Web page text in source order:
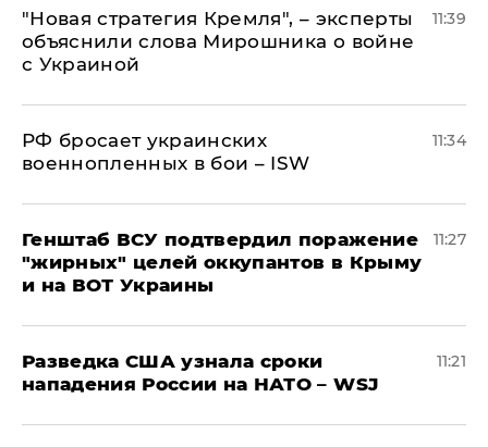
"Новая стратегия Кремля", – эксперты
объяснили слова Мирошника о войне
с Украиной
11:39
РФ бросает украинских
военнопленных в бои – ISW
11:34
Генштаб ВСУ подтвердил поражение
"жирных" целей оккупантов в Крыму
и на ВОТ Украины
11:27
Разведка США узнала сроки
нападения России на НАТО – WSJ
11:21